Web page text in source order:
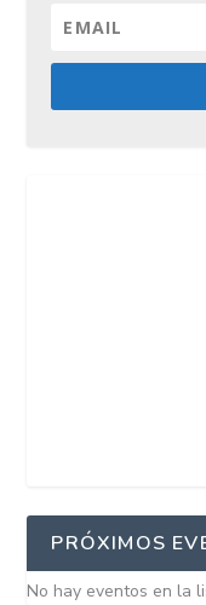
PRÓXIMOS
No hay eventos en la